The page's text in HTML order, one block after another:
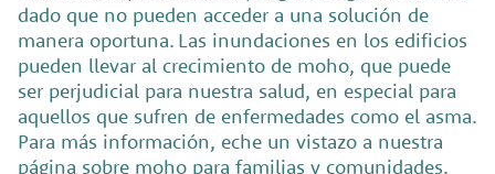
dado que no pueden acceder a una solución de
manera oportuna. Las inundaciones en los edificios
pueden llevar al crecimiento de moho, que puede
ser perjudicial para nuestra salud, en especial para
aquellos que sufren de enfermedades como el asma.
Para más información, eche un vistazo a nuestra
página sobre moho para familias y comunidades.